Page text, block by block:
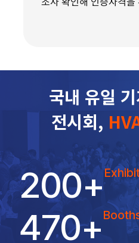
국내 유일
전시회,
200+
470+